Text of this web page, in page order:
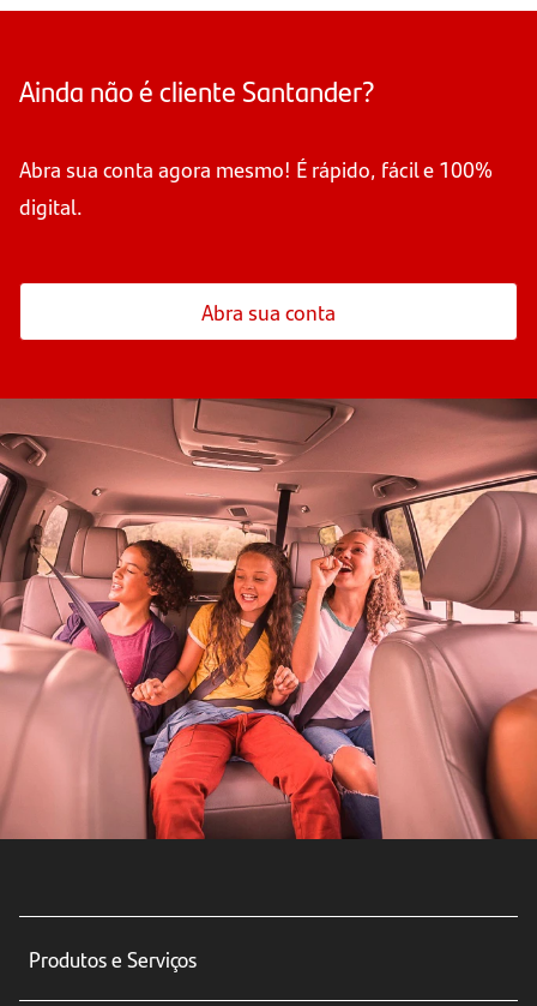
Ainda não é cliente Santander?
Abra sua conta agora mesmo! É rápido, fácil e 100%
digital.
Abra sua conta
Produtos e Serviços